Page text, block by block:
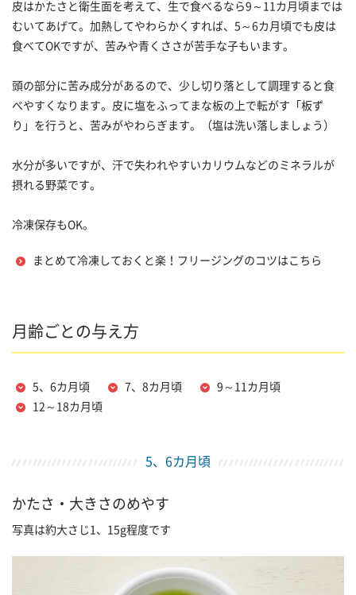
皮はかたさと衛生面を考えて、生で食べるなら9～11カ月頃までは
むいてあげて。加熱してやわらかくすれば、5～6カ月頃でも皮は
食べてOKですが、苦みや青くささが苦手な子もいます。
頭の部分に苦み成分があるので、少し切り落として調理すると食
べやすくなります。皮に塩をふってまな板の上で転がす「板ず
り」を行うと、苦みがやわらぎます。（塩は洗い落しましょう）
水分が多いですが、汗で失われやすいカリウムなどのミネラルが
摂れる野菜です。
冷凍保存もOK。
まとめて冷凍しておくと楽！フリージングのコツはこちら
月齢ごとの与え方
5、6カ月頃 7、8カ月頃
9～11カ月頃
12～18カ月頃
5、6カ月頃
かたさ・大きさのめやす
写真は約大さじ1、15g程度です